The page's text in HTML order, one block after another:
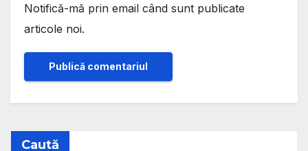
Notifică-mă prin email când sunt publicate
articole noi.
Caută